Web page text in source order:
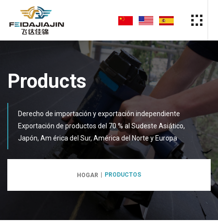
Products
Derecho de importación y exportación independiente
Exportación de productos del 70 % al Sudeste Asiático,
Japón, Am érica del Sur, América del Norte y Europa
HOGAR PRODUCTOS